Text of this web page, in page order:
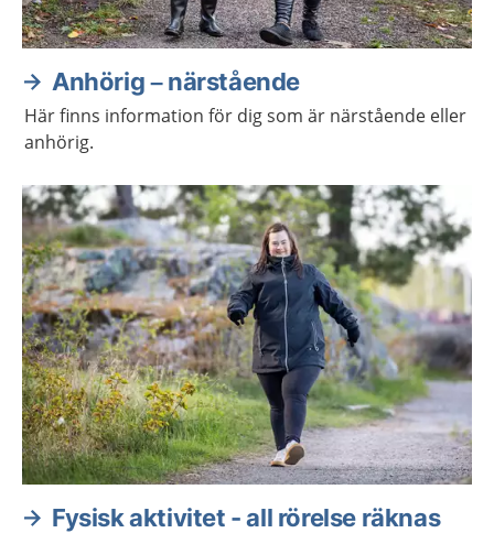
Anhörig – närstående
Här finns information för dig som är närstående eller
anhörig.
Fysisk aktivitet - all rörelse räknas